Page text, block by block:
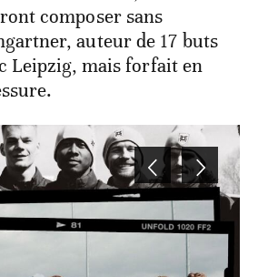
composer sans
auteur de 17 buts
Leipzig, mais forfait en